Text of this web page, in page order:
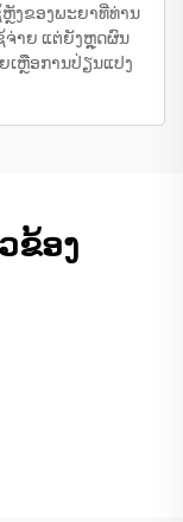
ງຂອງພະຍາທີ່ທ່ານ
ຈ່າຍ ແຕ່ຍັງຫຼຸດຜົນ
ເຫຼືອການປ່ຽນແປງ
ຂ້ອງ